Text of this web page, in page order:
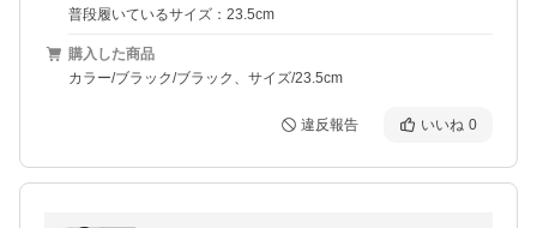
普段履いているサイズ：23.5cm
購入した商品
カラー/ブラック/ブラック、サイズ/23.5cm
違反報告 いいね 0